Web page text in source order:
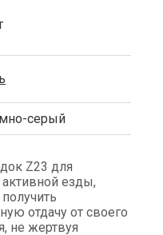
серый
Z23 для
езды,
отдачу от своего
не жертвуя